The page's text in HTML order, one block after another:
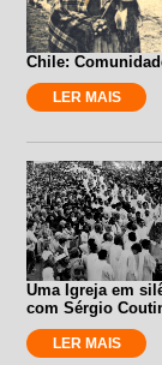
Chile:
LER MAIS
Uma Igreja em
com Sérgio
LER MAIS